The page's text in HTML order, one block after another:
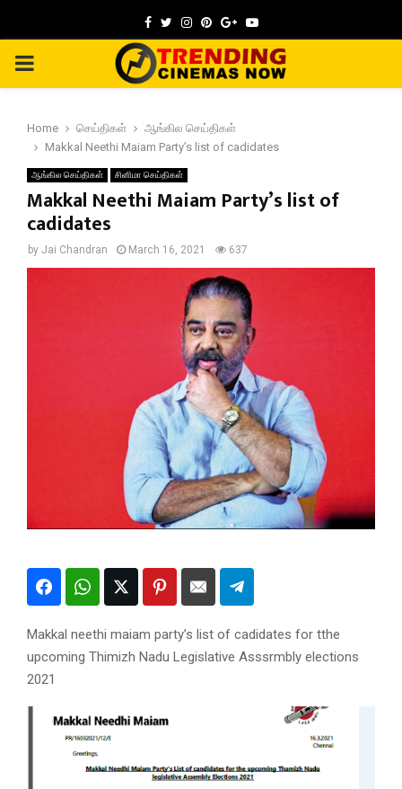
Facebook
TwitterInstagram
Pinterest
GoogleYoutube
PRIMARY
Home செய்திகள்
ஆங்கில செய்திகள்
Makkal Neethi Maiam Party’s list of cadidates
ஆங்கில செய்திகள் சினிமா செய்திகள்
Makkal Neethi Maiam Party’s list of
cadidates
by Jai Chandran March 16, 2021 637
Makkal neethi maiam party’s list of cadidates for tthe
upcoming Thimizh Nadu Legislative Asssrmbly elections
2021